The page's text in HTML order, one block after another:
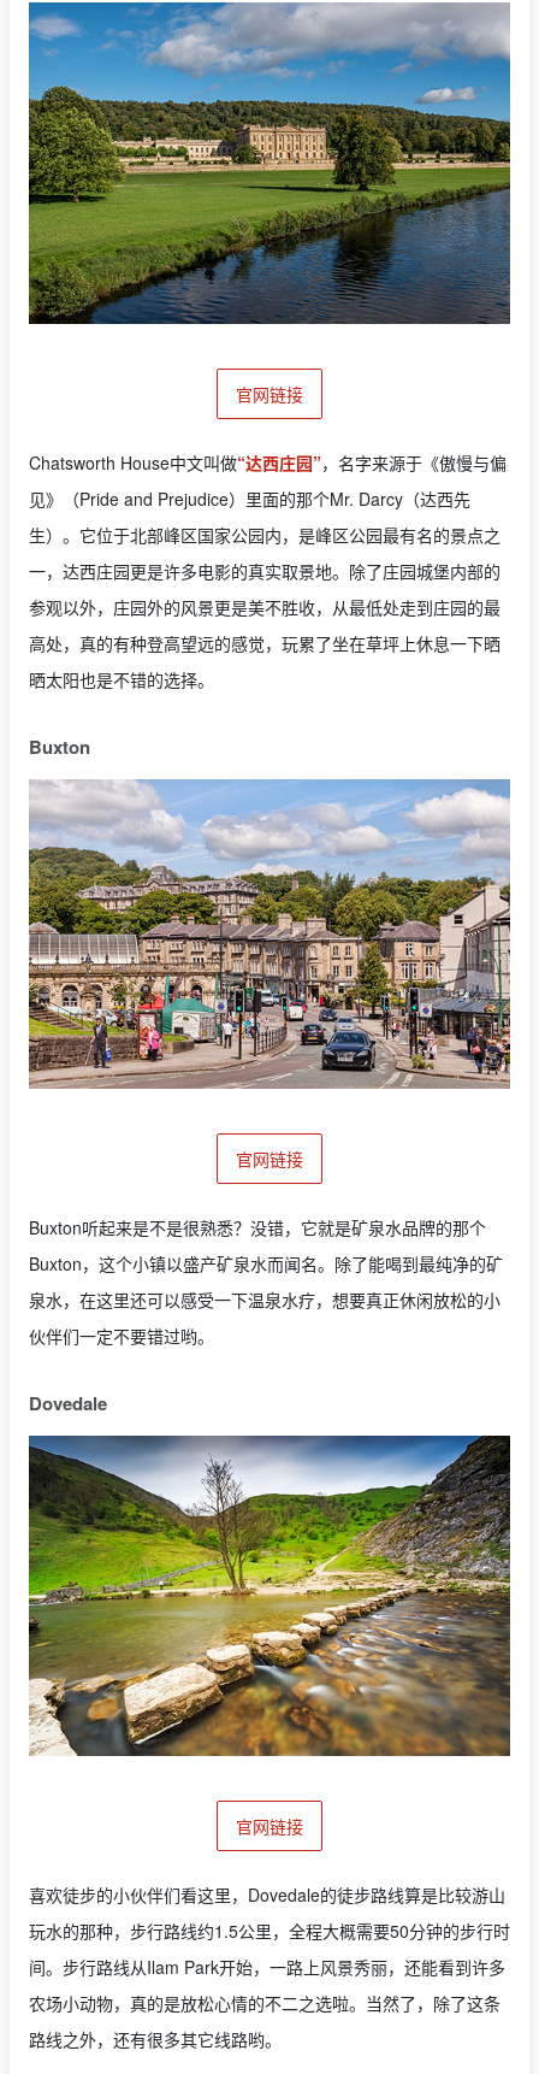
官网链接
Chatsworth House中文叫做“达西庄园”，名字来源于《傲慢与偏
见》（Pride and Prejudice）里面的那个Mr. Darcy（达西先
生）。它位于北部峰区国家公园内，是峰区公园最有名的景点之
一，达西庄园更是许多电影的真实取景地。除了庄园城堡内部的
参观以外，庄园外的风景更是美不胜收，从最低处走到庄园的最
高处，真的有种登高望远的感觉，玩累了坐在草坪上休息一下晒
晒太阳也是不错的选择。
Buxton
官网链接
Buxton听起来是不是很熟悉？没错，它就是矿泉水品牌的那个
Buxton，这个小镇以盛产矿泉水而闻名。除了能喝到最纯净的矿
泉水，在这里还可以感受一下温泉水疗，想要真正休闲放松的小
伙伴们一定不要错过哟。
Dovedale
官网链接
喜欢徒步的小伙伴们看这里，Dovedale的徒步路线算是比较游山
玩水的那种，步行路线约1.5公里，全程大概需要50分钟的步行时
间。步行路线从Ilam Park开始，一路上风景秀丽，还能看到许多
农场小动物，真的是放松心情的不二之选啦。当然了，除了这条
路线之外，还有很多其它线路哟。